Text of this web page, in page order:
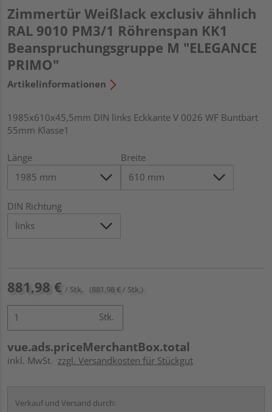
Zimmertür Weißlack exclusiv ähnlich
RAL 9010 PM3/1 Röhrenspan KK1
Beanspruchungsgruppe M "ELEGANCE
PRIMO"
Artikelinformationen
1985x610x45,5mm DIN links Eckkante V 0026 WF Buntbart
55mm Klasse1
Länge Breite
DIN Richtung
881,98 € / Stk. (881,98 € / Stk.)
Stk.
vue.ads.priceMerchantBox.total
inkl. MwSt. zzgl. Versandkosten für Stückgut
Verkauf und Versand durch: